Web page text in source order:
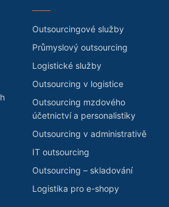
Outsourcingové služby
Průmyslový outsourcing
Logistické služby
Outsourcing v logistice
Outsourcing mzdového
účetnictví a personalistiky
Outsourcing v administrativě
IT outsourcing
Outsourcing – skladování
Logistika pro e-shopy